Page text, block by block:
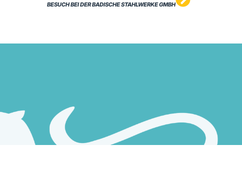
BESUCH BEI DER BADISCHE STAHLWERKE GMBH